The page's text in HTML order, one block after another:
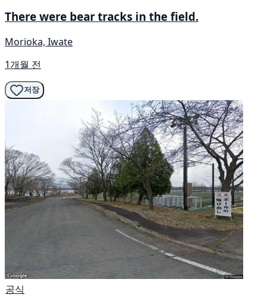
There were bear tracks in the field.
Morioka, Iwate
1개월 전
저장
공식